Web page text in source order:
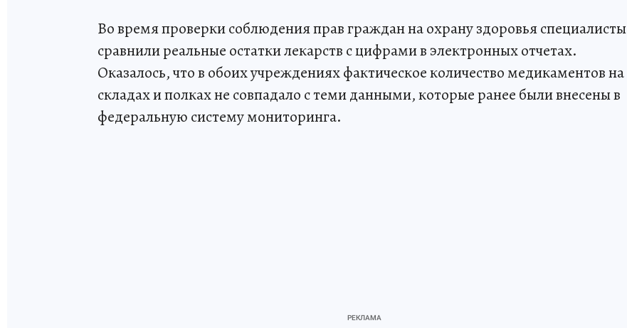
Во время проверки соблюдения прав граждан на охрану здоровья специалисты
сравнили реальные остатки лекарств с цифрами в электронных отчетах.
Оказалось, что в обоих учреждениях фактическое количество медикаментов на
складах и полках не совпадало с теми данными, которые ранее были внесены в
федеральную систему мониторинга.